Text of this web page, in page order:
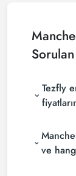
Tezfly
ve